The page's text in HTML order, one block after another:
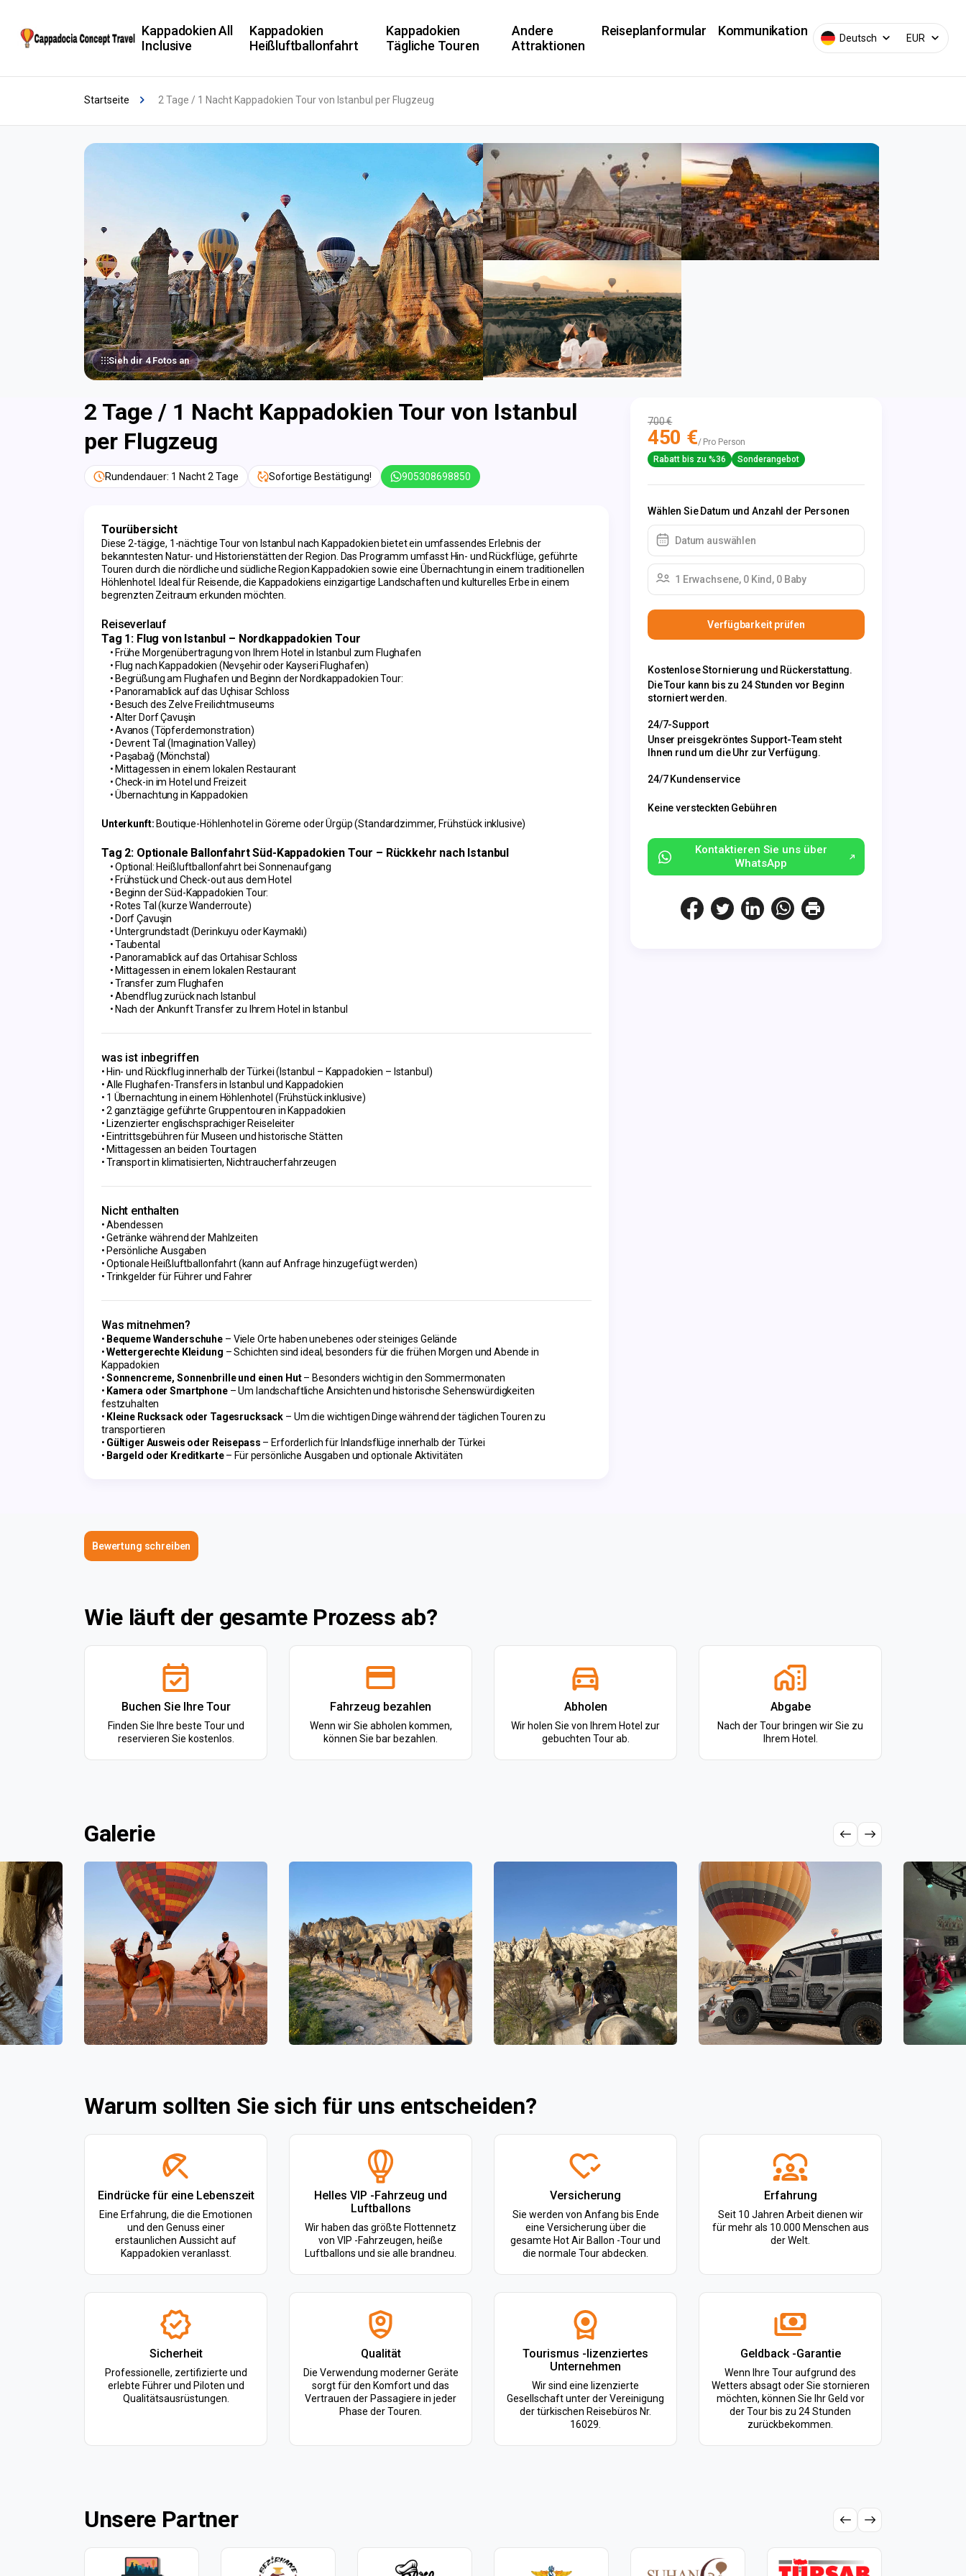
Kappadokien All
Inclusive
Kappadokien
Heißluftballonfahrt
Kappadokien
Tägliche Touren
Andere
Attraktionen
Reiseplanformular Kommunikation Deutsch EUR
Startseite 2 Tage / 1 Nacht Kappadokien Tour von Istanbul per Flugzeug
Sieh dir 4 Fotos an
2 Tage / 1 Nacht Kappadokien Tour von Istanbul
per Flugzeug
Rundendauer: 1 Nacht 2 Tage Sofortige Bestätigung! 905308698850
Tourübersicht
Diese 2-tägige, 1-nächtige Tour von Istanbul nach Kappadokien bietet ein umfassendes Erlebnis der
bekanntesten Natur- und Historienstätten der Region. Das Programm umfasst Hin- und Rückflüge, geführte
Touren durch die nördliche und südliche Region Kappadokien sowie eine Übernachtung in einem traditionellen
Höhlenhotel. Ideal für Reisende, die Kappadokiens einzigartige Landschaften und kulturelles Erbe in einem
begrenzten Zeitraum erkunden möchten.
Reiseverlauf
Tag 1: Flug von Istanbul – Nordkappadokien Tour
Frühe Morgenübertragung von Ihrem Hotel in Istanbul zum Flughafen
Flug nach Kappadokien (Nevşehir oder Kayseri Flughafen)
Begrüßung am Flughafen und Beginn der Nordkappadokien Tour:
Panoramablick auf das Uçhisar Schloss
Besuch des Zelve Freilichtmuseums
Alter Dorf Çavuşin
Avanos (Töpferdemonstration)
Devrent Tal (Imagination Valley)
Paşabağ (Mönchstal)
Mittagessen in einem lokalen Restaurant
Check-in im Hotel und Freizeit
Übernachtung in Kappadokien
Unterkunft: Boutique-Höhlenhotel in Göreme oder Ürgüp (Standardzimmer, Frühstück inklusive)
Tag 2: Optionale Ballonfahrt Süd-Kappadokien Tour – Rückkehr nach Istanbul
Optional: Heißluftballonfahrt bei Sonnenaufgang
Frühstück und Check-out aus dem Hotel
Beginn der Süd-Kappadokien Tour:
Rotes Tal (kurze Wanderroute)
Dorf Çavuşin
Untergrundstadt (Derinkuyu oder Kaymaklı)
Taubental
Panoramablick auf das Ortahisar Schloss
Mittagessen in einem lokalen Restaurant
Transfer zum Flughafen
Abendflug zurück nach Istanbul
Nach der Ankunft Transfer zu Ihrem Hotel in Istanbul
was ist inbegriffen
Hin- und Rückflug innerhalb der Türkei (Istanbul – Kappadokien – Istanbul)
Alle Flughafen-Transfers in Istanbul und Kappadokien
1 Übernachtung in einem Höhlenhotel (Frühstück inklusive)
2 ganztägige geführte Gruppentouren in Kappadokien
Lizenzierter englischsprachiger Reiseleiter
Eintrittsgebühren für Museen und historische Stätten
Mittagessen an beiden Tourtagen
Transport in klimatisierten, Nichtraucherfahrzeugen
Nicht enthalten
Abendessen
Getränke während der Mahlzeiten
Persönliche Ausgaben
Optionale Heißluftballonfahrt (kann auf Anfrage hinzugefügt werden)
Trinkgelder für Führer und Fahrer
Was mitnehmen?
Bequeme Wanderschuhe – Viele Orte haben unebenes oder steiniges Gelände
Wettergerechte Kleidung – Schichten sind ideal, besonders für die frühen Morgen und Abende in
Kappadokien
Sonnencreme, Sonnenbrille und einen Hut– Besonders wichtig in den Sommermonaten
Kamera oder Smartphone– Um landschaftliche Ansichten und historische Sehenswürdigkeiten
festzuhalten
Kleine Rucksack oder Tagesrucksack – Um die wichtigen Dinge während der täglichen Touren zu
transportieren
Gültiger Ausweis oder Reisepass – Erforderlich für Inlandsflüge innerhalb der Türkei
Bargeld oder Kreditkarte– Für persönliche Ausgaben und optionale Aktivitäten
700 €
450 €/ Pro Person
Rabatt bis zu %36
Sonderangebot
Wählen Sie Datum und Anzahl der Personen
Datum auswählen
1 Erwachsene, 0 Kind, 0 Baby
Verfügbarkeit prüfen
Kostenlose Stornierung und Rückerstattung.
Die Tour kann bis zu 24 Stunden vor Beginn
storniert werden.
24/7-Support
Unser preisgekröntes Support-Team steht
Ihnen rund um die Uhr zur Verfügung.
24/7 Kundenservice
Keine versteckten Gebühren
Kontaktieren Sie uns über
WhatsApp
Bewertung schreiben
Wie läuft der gesamte Prozess ab?
Buchen Sie Ihre Tour
Finden Sie Ihre beste Tour und
reservieren Sie kostenlos.
Fahrzeug bezahlen
Wenn wir Sie abholen kommen,
können Sie bar bezahlen.
Abholen
Wir holen Sie von Ihrem Hotel zur
gebuchten Tour ab.
Abgabe
Nach der Tour bringen wir Sie zu
Ihrem Hotel.
Galerie
Warum sollten Sie sich für uns entscheiden?
Eindrücke für eine Lebenszeit
Eine Erfahrung, die die Emotionen
und den Genuss einer
erstaunlichen Aussicht auf
Kappadokien veranlasst.
Helles VIP -Fahrzeug und
Luftballons
Wir haben das größte Flottennetz
von VIP -Fahrzeugen, heiße
Luftballons und sie alle brandneu.
Versicherung
Sie werden von Anfang bis Ende
eine Versicherung über die
gesamte Hot Air Ballon -Tour und
die normale Tour abdecken.
Erfahrung
Seit 10 Jahren Arbeit dienen wir
für mehr als 10.000 Menschen aus
der Welt.
Sicherheit
Professionelle, zertifizierte und
erlebte Führer und Piloten und
Qualitätsausrüstungen.
Qualität
Die Verwendung moderner Geräte
sorgt für den Komfort und das
Vertrauen der Passagiere in jeder
Phase der Touren.
Tourismus -lizenziertes
Unternehmen
Wir sind eine lizenzierte
Gesellschaft unter der Vereinigung
der türkischen Reisebüros Nr.
16029.
Geldback -Garantie
Wenn Ihre Tour aufgrund des
Wetters absagt oder Sie stornieren
möchten, können Sie Ihr Geld vor
der Tour bis zu 24 Stunden
zurückbekommen.
Unsere Partner